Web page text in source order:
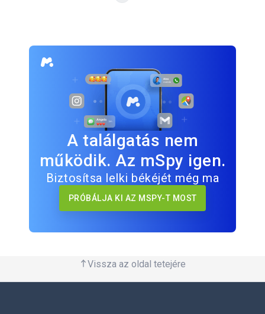
A találgatás nem
működik. Az mSpy igen.
Biztosítsa lelki békéjét még ma
PRÓBÁLJA KI AZ MSPY-T MOST
Vissza az oldal tetejére